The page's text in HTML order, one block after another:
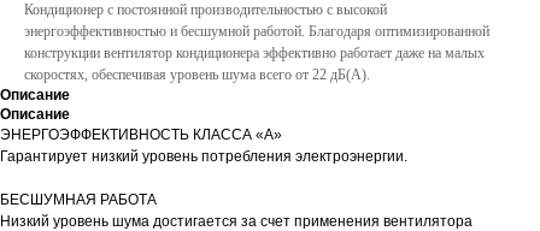
Кондиционер с постоянной производительностью с высокой
энергоэффективностью и бесшумной работой. Благодаря оптимизированной
конструкции вентилятор кондиционера эффективно работает даже на малых
скоростях, обеспечивая уровень шума всего от 22 дБ(А).
Описание
Описание
ЭНЕРГОЭФФЕКТИВНОСТЬ КЛАССА «А»
Гарантирует низкий уровень потребления электроэнергии.
БЕСШУМНАЯ РАБОТА
Низкий уровень шума достигается за счет применения вентилятора